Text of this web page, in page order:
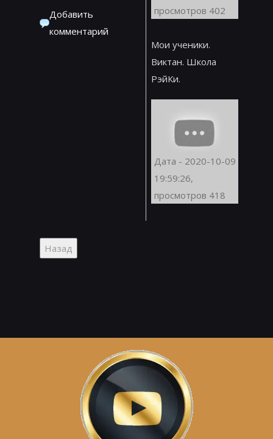
Добавить
комментарий
просмотров 402
Мои ученики.
Виктан. Школа
РэйКи.
Дата - 2020-10-09
19:59:26,
просмотров 418